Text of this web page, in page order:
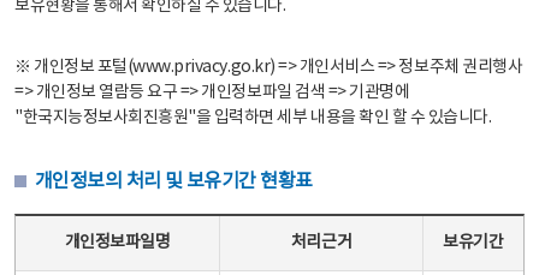
보유현황을 통해서 확인하실 수 있습니다.
※ 개인정보 포털(www.privacy.go.kr) => 개인서비스 => 정보주체 권리행사
=> 개인정보 열람등 요구 => 개인정보파일 검색 => 기관명에
"한국지능정보사회진흥원"을 입력하면 세부 내용을 확인 할 수 있습니다.
개인정보의 처리 및 보유기간 현황표
개인정보파일명 처리근거 보유기간